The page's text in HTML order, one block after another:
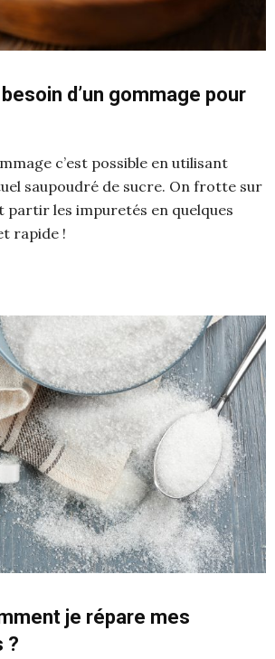
d’un gommage pour
c’est possible en utilisant
saupoudré de sucre. On frotte sur
partir les impuretés en quelques
rapide !
je répare mes
?